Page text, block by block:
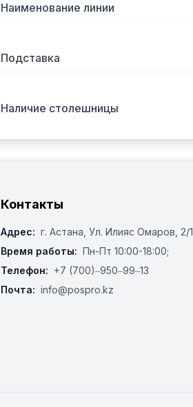
Наименование линии
Подставка
Наличие столешницы
Контакты
Адрес: г. Астана, ​Ул. Илияс Омаров, 2/1
Время работы: Пн-Пт 10:00-18:00;
Телефон: +7 (700)‒950‒99‒13
Почта: info@pospro.kz